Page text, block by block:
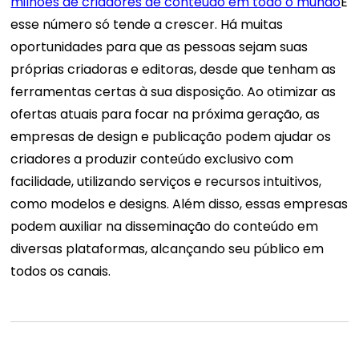
esse número só tende a crescer. Há muitas
oportunidades para que as pessoas sejam suas
próprias criadoras e editoras, desde que tenham as
ferramentas certas à sua disposição. Ao otimizar as
ofertas atuais para focar na próxima geração, as
empresas de design e publicação podem ajudar os
criadores a produzir conteúdo exclusivo com
facilidade, utilizando serviços e recursos intuitivos,
como modelos e designs. Além disso, essas empresas
podem auxiliar na disseminação do conteúdo em
diversas plataformas, alcançando seu público em
todos os canais.